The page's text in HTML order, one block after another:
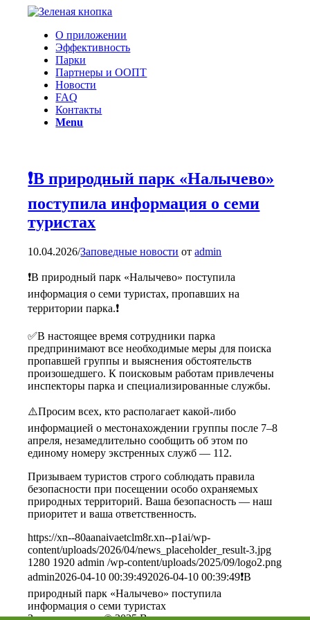
О приложении
Эффективность
Парки
Партнеры и ООПТ
Новости
FAQ
Контакты
Menu
❗В природный парк «Налычево»
поступила информация о семи
туристах
10.04.2026/Заповедные новости отadmin
❗В природный парк «Налычево» поступила
информация о семи туристах, пропавших на
территории парка.❗
✅В настоящее время сотрудники парка
предпринимают все необходимые меры для поиска
пропавшей группы и выяснения обстоятельств
произошедшего. К поисковым работам привлечены
инспекторы парка и специализированные службы.
⚠️Просим всех, кто располагает какой‑либо
информацией о местонахождении группы после 7–8
апреля, незамедлительно сообщить об этом по
единому номеру экстренных служб — 112.
Призываем туристов строго соблюдать правила
безопасности при посещении особо охраняемых
природных территорий. Ваша безопасность — наш
приоритет и ваша ответственность.
https://xn--80aanaivaetclm8r.xn--p1ai/wp-
content/uploads/2026/04/news_placeholder_result-3.jpg
1280 1920 admin /wp-content/uploads/2025/09/logo2.png
admin2026-04-10 00:39:492026-04-10 00:39:49❗В
природный парк «Налычево» поступила
информация о семи туристах